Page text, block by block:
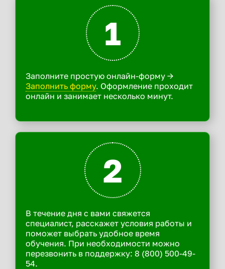
1
Заполните простую онлайн-форму ->
Заполнить форму. Оформление проходит
онлайн и занимает несколько минут.
2
В течение дня с вами свяжется
специалист, расскажет условия работы и
поможет выбрать удобное время
обучения. При необходимости можно
перезвонить в поддержку: 8 (800) 500-49-
54.